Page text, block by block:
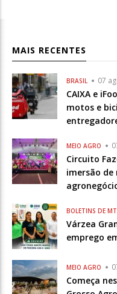
MAIS RECENTES
BRASIL 07
CAIXA e
motos e
MEIO AGRO
Circuito
imersão de
BOLETINS DE MT
Várzea
emprego
MEIO AGRO
Começa